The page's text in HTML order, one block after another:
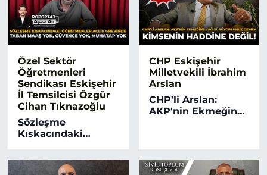
Özel Sektör
Öğretmenleri
Sendikası Eskişehir
İl Temsilcisi Özgür
Cihan Tıknazoğlu
Sözleşme
Kıskacındaki
Maaş Yok, Güvence
CHP Eskişehir
Milletvekili İbrahim
Arslan
CHP’li Arslan:
AKP'nin Ekmeğine